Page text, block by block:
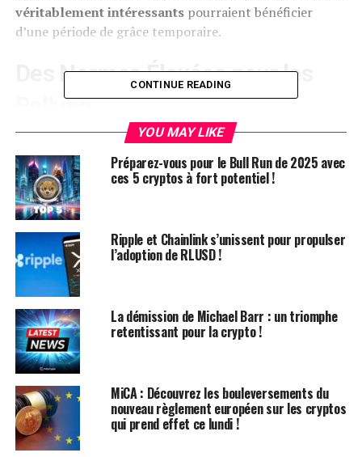
véritablement intéressantspourraient bénéficier
d’une période de grâce temporaire.
Des Normes Élevées pour les
Rollups
Dans un post sur X daté du 12 septembre, Buterin a
confirmé que plusieurs équipes de ZK-rollupsont en
bonne voie pour atteindre le stade 1 d’ici la fin de 2024.
Il a précisé que le stade 1 nécessite que 75 % des
membres du conseil s’accordent pour contourner le
système de preuve, avec au moins 26 % d’entre eux
indépendants de l’équipe de rollup.
Buterin a également souligné que les solutions de Layer-
2 devraient
adopter des techniques cryptographiques
avancéespour renforcer la sécurité et la
décentralisation. Il a déclaré : « L’ère des rollups
considérés comme de simples multisignatures touche à
sa fin. Nous entrons dans une ère de confiance
cryptographique. » Il a insisté sur le fait queles normes
de sécurité de l’écosystème sont primordiales
indépendamment des relations personnelles.
CONTINUE READING
YOU MAY LIKE
Préparez-vous pour le Bull Run de 2025 avec
ces 5 cryptos à fort potentiel !
Ripple et Chainlink s’unissent pour propulser
l’adoption de RLUSD !
La démission de Michael Barr : un triomphe
retentissant pour la crypto !
MiCA : Découvrez les bouleversements du
nouveau règlement européen sur les cryptos
qui prend effet ce lundi !